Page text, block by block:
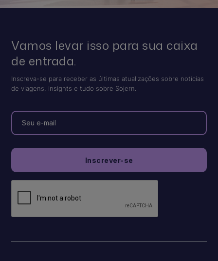
Vamos levar isso para sua caixa
de entrada.
Inscreva-se para receber as últimas atualizações sobre notícias
de viagens, insights e tudo sobre Sojern.